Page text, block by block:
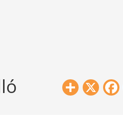
Share
X